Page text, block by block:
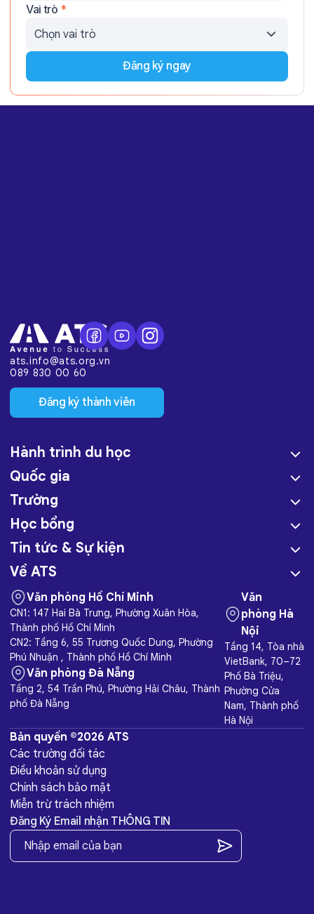
Vai trò *
Đăng ký ngay
ats.info@ats.org.vn
089 830 00 60
Đăng ký thành viên
Hành trình du học
Quốc gia
Trường
Học bổng
Tin tức & Sự kiện
Về ATS
Văn phòng Hồ Chí Minh
CN1: 147 Hai Bà Trưng, Phường Xuân Hòa,
Thành phố Hồ Chí Minh
CN2: Tầng 6, 55 Trương Quốc Dung, Phường
Phú Nhuận , Thành phố Hồ Chí Minh
Văn phòng Đà Nẵng
Tầng 2, 54 Trần Phú, Phường Hải Châu, Thành
phố Đà Nẵng
Văn
phòng Hà
Nội
Tầng 14, Tòa nhà
VietBank, 70–72
Phố Bà Triệu,
Phường Cửa
Nam, Thành phố
Hà Nội
Bản quyền ©2026 ATS
Các trường đối tác
Điều khoản sử dụng
Chính sách bảo mật
Miễn trừ trách nhiệm
Đăng Ký Email nhận THÔNG TIN